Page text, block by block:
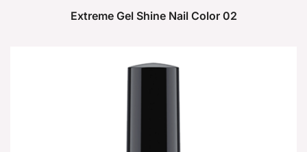
Extreme Gel Shine Nail Color 02